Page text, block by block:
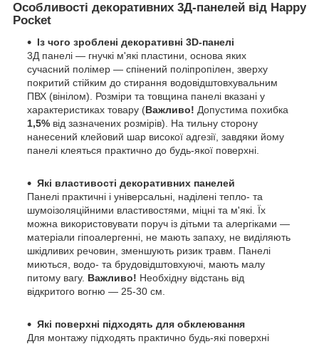
Особливості декоративних 3Д-панелей від Happy
Pocket
Із чого зроблені декоративні 3D-панелі
3Д панелі — гнучкі м'які пластини, основа яких
сучасний полімер — спінений поліпропілен, зверху
покритий стійким до стирання водовідштовхувальним
ПВХ (вінілом). Розміри та товщина панелі вказані у
характеристиках товару (Важливо! Допустима похибка
1,5% від зазначених розмірів). На тильну сторону
нанесений клейовий шар високої адгезії, завдяки йому
панелі клеяться практично до будь-якої поверхні.
Які властивості декоративних панелей
Панелі практичні і універсальні, наділені тепло- та
шумоізоляційними властивостями, міцні та м'які. Їх
можна використовувати поруч із дітьми та алергіками —
матеріали гіпоалергенні, не мають запаху, не виділяють
шкідливих речовин, зменшують ризик травм. Панелі
миються, водо- та брудовідштовхуючі, мають малу
питому вагу. Важливо! Необхідну відстань від
відкритого вогню — 25-30 см.
Які поверхні підходять для обклеювання
Для монтажу підходять практично будь-які поверхні